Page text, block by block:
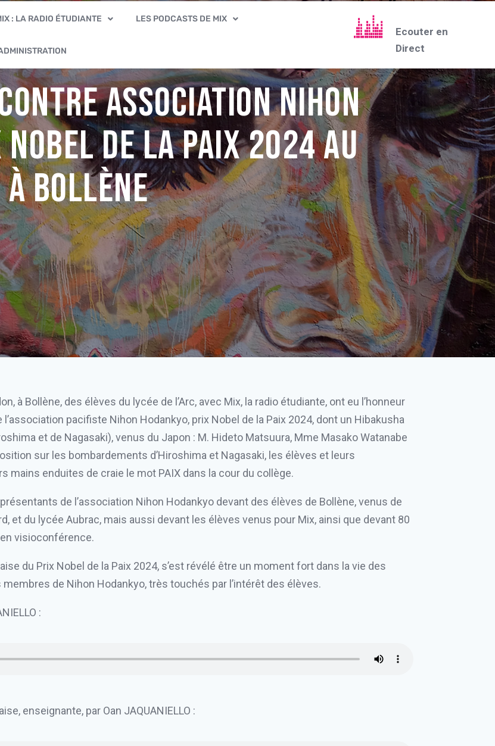
: LA RADIO ÉTUDIANTE LES PODCASTS DE MIX
Ecouter en
Direct
Association Nihon
nobel de la paix 2024 au
à Bollène
à Bollène, des élèves du lycée de l’Arc, avec Mix, la radio étudiante, ont eu l’honneur
pacifiste Nihon Hodankyo, prix Nobel de la Paix 2024, dont un Hibakusha
et de Nagasaki), venus du Japon : M. Hideto Matsuura, Mme Masako Watanabe
sur les bombardements d’Hiroshima et Nagasaki, les élèves et leurs
enduites de craie le mot PAIX dans la cour du collège.
de l’association Nihon Hodankyo devant des élèves de Bollène, venus de
et du lycée Aubrac, mais aussi devant les élèves venus pour Mix, ainsi que devant 80
visioconférence.
du Prix Nobel de la Paix 2024, s’est révélé être un moment fort dans la vie des
de Nihon Hodankyo, très touchés par l’intérêt des élèves.
:
enseignante, par Oan JAQUANIELLO :